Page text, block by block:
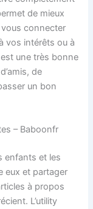
de mieux
connecter
vos intérêts ou à
une très bonne
de
un bon
– Baboonfr
enfants et les
eux et partager
à propos
L’utility